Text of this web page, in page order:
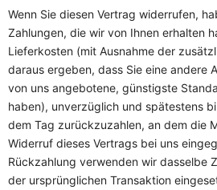
Wenn Sie diesen Vertrag widerrufen,
Zahlungen, die wir von Ihnen erhalten
Lieferkosten (mit Ausnahme der
daraus ergeben, dass Sie eine andere
von uns angebotene, günstigste
haben), unverzüglich und spätestens
dem Tag zurückzuzahlen, an dem die
Widerruf dieses Vertrags bei uns
Rückzahlung verwenden wir dasselbe
der ursprünglichen Transaktion